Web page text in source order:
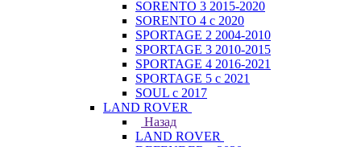
SORENTO 3 2015-2020
SORENTO 4 с 2020
SPORTAGE 2 2004-2010
SPORTAGE 3 2010-2015
SPORTAGE 4 2016-2021
SPORTAGE 5 с 2021
SOUL с 2017
LAND ROVER
Назад
LAND ROVER